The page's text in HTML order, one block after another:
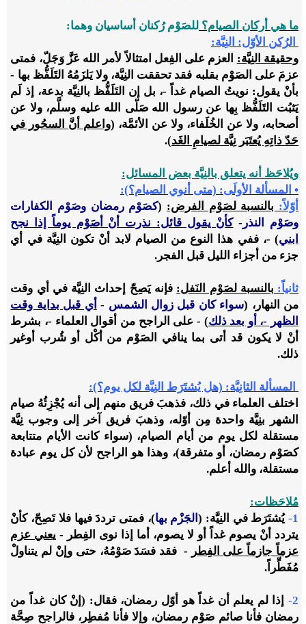
ما هي أركان الصيام؟ للصَوْم رُكنان أساسيان وهما:
الرُكن الأوّل: النِيَّة:
وحقيقة النِيَّة: العزم على الفِعل امتثالاً لأمر الله عَزَّ وَجَلّ، فمتى
عزمَ على الصَوْم بقلبه فقد تحققت النِيَّة، ولا يَلزَمُهُ التَلَفُّظ بها -
بأنْ يقول: نويتُ الصيام غداً -، بل إن التَلَفُّظ بالنِيَّة بدعة، إذ لَم
يَثبُت التَلَفُّظ بِها عن رسول الله صَلّى الله عليه وسلَّم، ولا عن
أصحابه، ولا عن الخُلَفاء، ولا عن الأئمَّة، (واعلم أنَّ السحُور في
حَدّ ذاتِهِ يُعتَبَر نِيَّة لصيامِ الغَد).
ويُلاحَظ أنه يتعلق بالنِيَّة بعض المسائل:
• المسألة الأولَى: (متى أنوي الصيام؟):
أوّلاً: بالنسبة لصَوْم الفرض: (كصَوْم رمضان وصَوْم الكفارات
وصَوْم النذر-كأنْ يقول قائل: نذرت أنْ أصَوْم يوماً إذا نجح
ابني) -، ففي هذا النوع من الصيام لابد أنْ تكون النِيَّة في أي
جزء من أجزاء الليل قبل الفجر.
ثانياً: بالنسبة لصَوْم النَفل: فإنه يَصِحّ إحداث النِيَّة في أي وقت
من النهار، (سواء كان قبل زوال الشمس - أي قبل بداية وقت
الظهر -، أو بعد ذلك) - على الراجح من أقوال العلماء -، بشرط
أنْ لا يكون قد أتى بما ينافي الصَوْم من أكْل أو شُرب أوغير
ذلك.
المسألة الثانِيَّة: (هل يُشتَرَط النِيَّة لكل يوم؟):
اختلف العلماء في ذلك، فذهبَ فريق منهم إلى أنه يُجْزِئُهُ صيام
الشهر بنِيَّة واحدة مِن أوّله، وذهبَ فريق آخر إلى وجوب نِيَّة
مستقلة لكل يوم من أيام الصيام، (سواء كانت الأيام متتابعة
كصَوْم رمضان، أو متفرقة)، وهذا هو الراجح لأن كل يوم عبادة
مستقلة، والله أعلم.
مُلاحَظات:
1- يُشتَرَط في النِيَّة: (الجَزْم بها)، فمتى ترددَ فيها فلا تَصِحّ، كأنْ
يتردد أنْ يصوم غداً أو لا يصوم، أما إذا نوى الفِطر - يعني عزم
عزماً جازماً على الفِطر - فقد فسَدَ صَوْمُهُ، حتى وإنْ لم يتناولْ
مُفَطِّراً.
2-
إذا لم يعلم أن غداً هو أوّل رمضان، فقال: (إنْ كان غداً من
رمضان فأنا صائم صَوْم رمضان، وإلا فأنا مُفطِر، فالراجح صِحَّة